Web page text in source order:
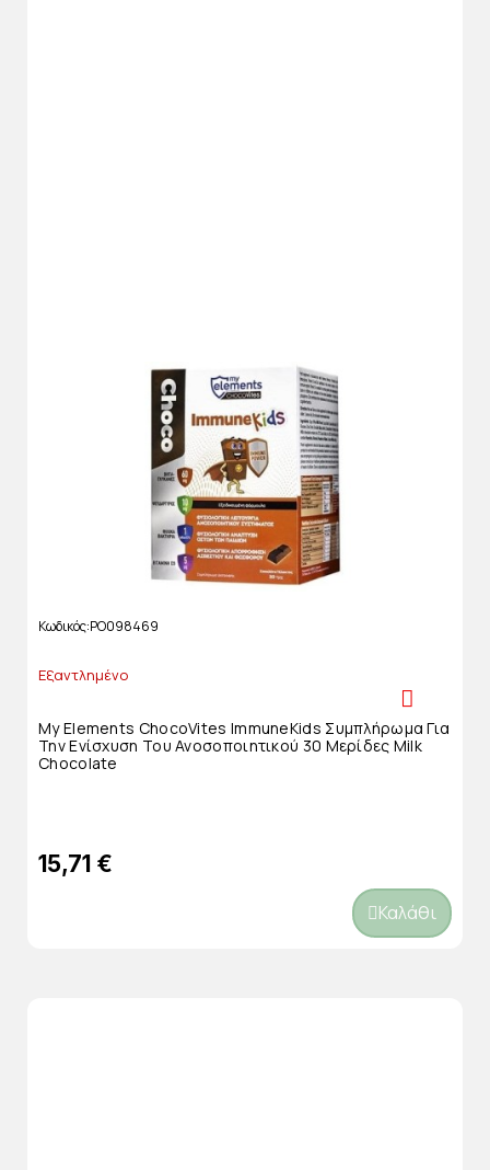
Κωδικός PO098469
Εξαντλημένο
My Elements ChocoVites ImmuneKids Συμπλήρωμα Για
Την Ενίσχυση Του Ανοσοποιητικού 30 Μερίδες Milk
Chocolate
15,71 €
Καλάθι